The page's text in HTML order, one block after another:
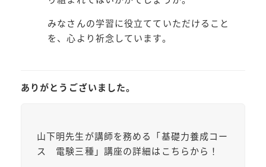
みなさんの学習に役立てていただけること
を、心より祈念しています。
ありがとうございました。
山下明先生が講師を務める「基礎力養成コー
ス 電験三種」講座の詳細はこちらから！